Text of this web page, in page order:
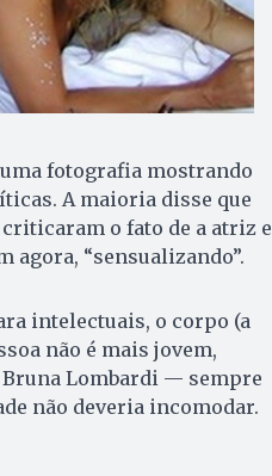
fotografia mostrando
A maioria disse que
o fato de a atriz e
agora, “sensualizando”.
intelectuais, o corpo (a
não é mais jovem,
Bruna Lombardi — sempre
não deveria incomodar.